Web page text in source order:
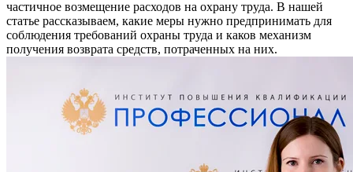
частичное возмещение расходов на охрану труда. В нашей
статье рассказываем, какие меры нужно предпринимать для
соблюдения требований охраны труда и каков механизм
получения возврата средств, потраченных на них.